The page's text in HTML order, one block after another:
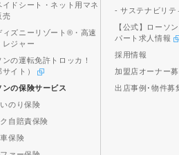
イドシート・ネット用マネ
売
ィズニーリゾート®・高速
レジャー
ンの運転免許トロッカ！
サイト）
ンの保険サービス
のり保険
自賠責保険
保険
- サステナビリテ
【公式】ローソ
パート求人情報
採用情報
加盟店オーナー
出店事例･物件募